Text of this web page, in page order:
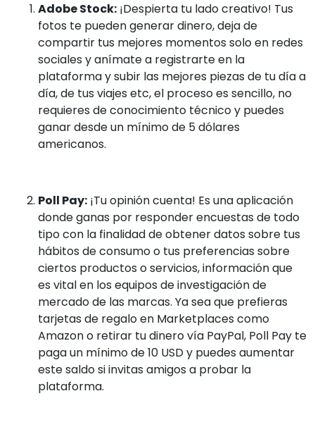
Adobe Stock: ¡Despierta tu lado creativo! Tus
fotos te pueden generar dinero, deja de
compartir tus mejores momentos solo en redes
sociales y anímate a registrarte en la
plataforma y subir las mejores piezas de tu día a
día, de tus viajes etc, el proceso es sencillo, no
requieres de conocimiento técnico y puedes
ganar desde un mínimo de 5 dólares
americanos.
Poll Pay: ¡Tu opinión cuenta! Es una aplicación
donde ganas por responder encuestas de todo
tipo con la finalidad de obtener datos sobre tus
hábitos de consumo o tus preferencias sobre
ciertos productos o servicios, información que
es vital en los equipos de investigación de
mercado de las marcas. Ya sea que prefieras
tarjetas de regalo en Marketplaces como
Amazon o retirar tu dinero vía PayPal, Poll Pay te
paga un mínimo de 10 USD y puedes aumentar
este saldo si invitas amigos a probar la
plataforma.